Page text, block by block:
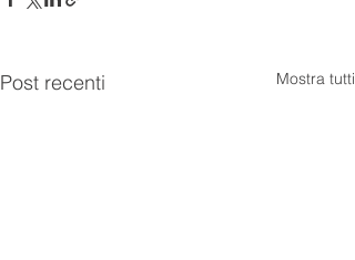
Post recenti Mostra tutti